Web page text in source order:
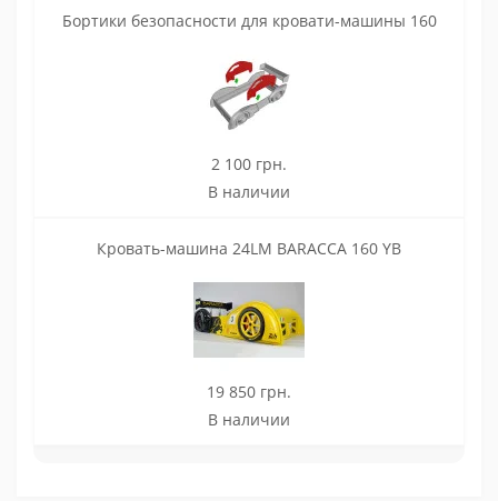
Бортики безопасности для кровати-машины 160
2 100 грн.
В наличии
Кровать-машина 24LM BARACCA 160 YB
19 850 грн.
В наличии